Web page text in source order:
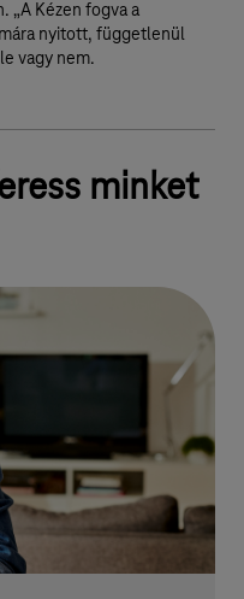
„A Kézen fogva a
nyitott, függetlenül
vagy nem.
minket